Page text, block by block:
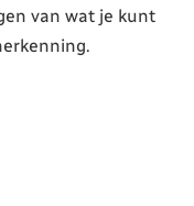
van wat je kunt